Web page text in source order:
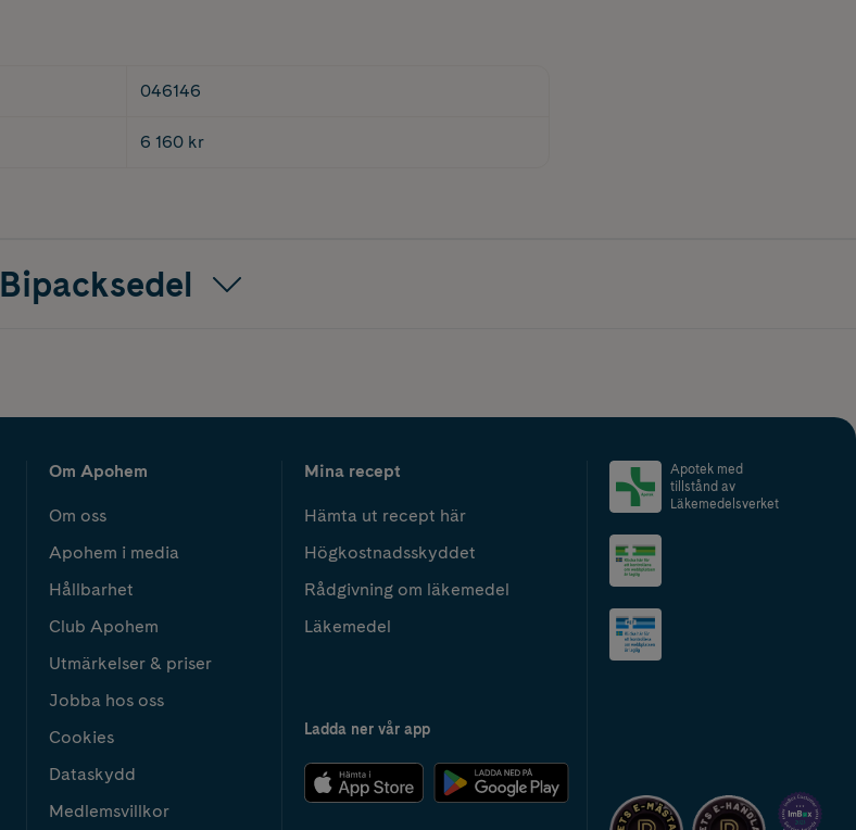
046146
6 160 kr
Bipacksedel
Om Apohem
Om oss
Apohem i media
Hållbarhet
Club Apohem
Utmärkelser & priser
Jobba hos oss
Cookies
Dataskydd
Medlemsvillkor
Mina recept
Hämta ut recept här
Högkostnadsskyddet
Rådgivning om läkemedel
Läkemedel
Ladda ner vår app
Apotek med
tillstånd av
Läkemedelsverket